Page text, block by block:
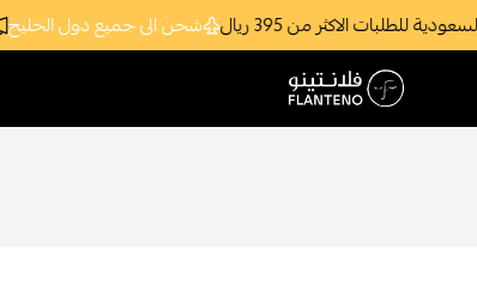
الاكثر من 395 ريال شحن الى جميع دول الخليج
فلانتينو اكبر صالة عرض اقتصادية بالجملة